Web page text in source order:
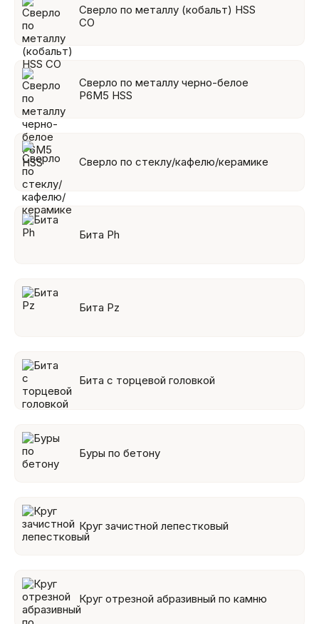
Сверло по металлу (кобальт) HSS
СО
Сверло по металлу черно-белое
Р6М5 HSS
Сверло по стеклу/кафелю/керамике
Бита Ph
Бита Pz
Бита с торцевой головкой
Буры по бетону
Круг зачистной лепестковый
Круг отрезной абразивный по камню